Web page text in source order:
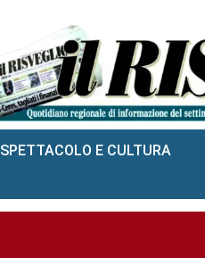
SPETTACOLO E CULTURA